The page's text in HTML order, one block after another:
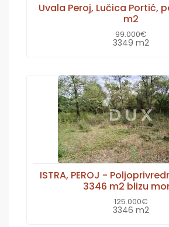
Uvala Peroj, Lučica Portić,
m2
99.000€
3349 m2
ISTRA, PEROJ -
3346 m2 blizu
125.000€
3346 m2